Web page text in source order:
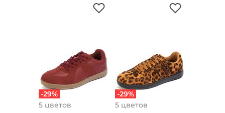
-29%
5 цветов
-29%
5 цветов